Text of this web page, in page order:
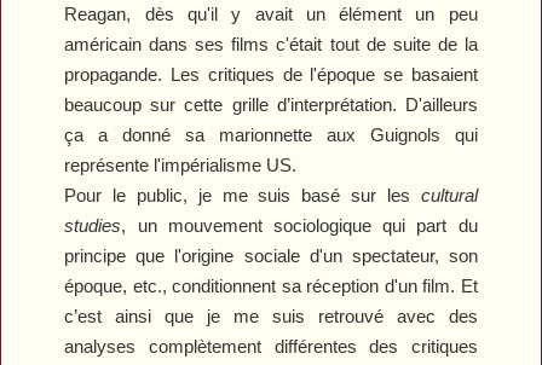
Reagan, dès qu'il y avait un élément un peu
américain dans ses films c'était tout de suite de la
propagande. Les critiques de l'époque se basaient
beaucoup sur cette grille d’interprétation. D'ailleurs
ça a donné sa marionnette aux Guignols qui
représente l'impérialisme US.
Pour le public, je me suis basé sur les cultural
studies, un mouvement sociologique qui part du
principe que l'origine sociale d'un spectateur, son
époque, etc., conditionnent sa réception d'un film. Et
c’est ainsi que je me suis retrouvé avec des
analyses complètement différentes des critiques